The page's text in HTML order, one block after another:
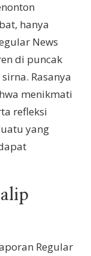
hanya
News
di puncak
Rasanya
menikmati
refleksi
yang
Regular